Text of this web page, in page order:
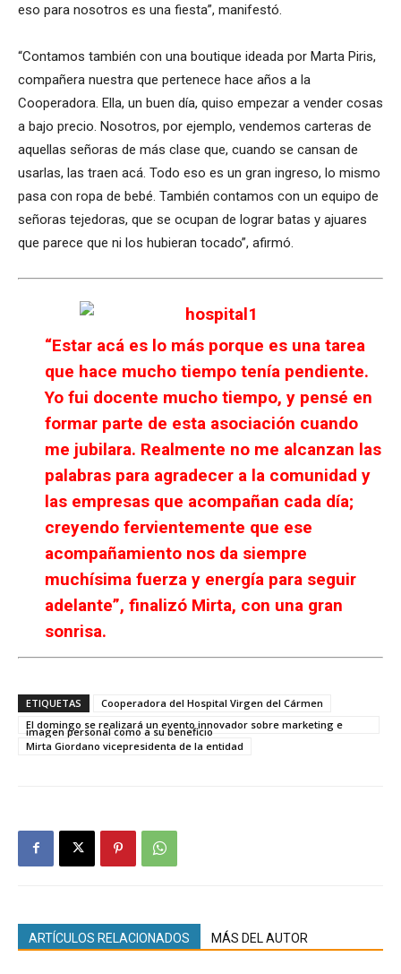
eso para nosotros es una fiesta”, manifestó.
“Contamos también con una boutique ideada por Marta Piris,
compañera nuestra que pertenece hace años a la
Cooperadora. Ella, un buen día, quiso empezar a vender cosas
a bajo precio. Nosotros, por ejemplo, vendemos carteras de
aquellas señoras de más clase que, cuando se cansan de
usarlas, las traen acá. Todo eso es un gran ingreso, lo mismo
pasa con ropa de bebé. También contamos con un equipo de
señoras tejedoras, que se ocupan de lograr batas y ajuares
que parece que ni los hubieran tocado”, afirmó.
“Estar acá es lo más porque es una tarea
que hace mucho tiempo tenía pendiente.
Yo fui docente mucho tiempo, y pensé en
formar parte de esta asociación cuando
me jubilara. Realmente no me alcanzan las
palabras para agradecer a la comunidad y
las empresas que acompañan cada día;
creyendo fervientemente que ese
acompañamiento nos da siempre
muchísima fuerza y energía para seguir
adelante”, finalizó Mirta, con una gran
sonrisa.
ETIQUETAS
Cooperadora del Hospital Virgen del Cármen
El domingo se realizará un evento innovador sobre marketing e
imagen personal como a su beneficio
Mirta Giordano vicepresidenta de la entidad
ARTÍCULOS RELACIONADOS MÁS DEL AUTOR